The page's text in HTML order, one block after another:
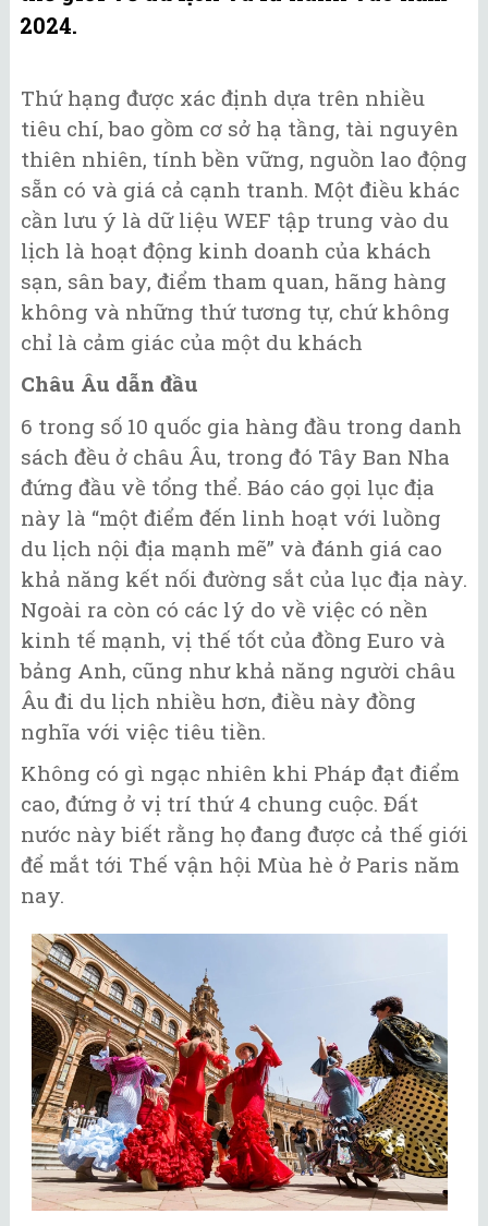
2024.
Thứ hạng được xác định dựa trên nhiều
tiêu chí, bao gồm cơ sở hạ tầng, tài nguyên
thiên nhiên, tính bền vững, nguồn lao động
sẵn có và giá cả cạnh tranh. Một điều khác
cần lưu ý là dữ liệu WEF tập trung vào du
lịch là hoạt động kinh doanh của khách
sạn, sân bay, điểm tham quan, hãng hàng
không và những thứ tương tự, chứ không
chỉ là cảm giác của một du khách
Châu Âu dẫn đầu
6 trong số 10 quốc gia hàng đầu trong danh
sách đều ở châu Âu, trong đó Tây Ban Nha
đứng đầu về tổng thể. Báo cáo gọi lục địa
này là “một điểm đến linh hoạt với luồng
du lịch nội địa mạnh mẽ” và đánh giá cao
khả năng kết nối đường sắt của lục địa này.
Ngoài ra còn có các lý do về việc có nền
kinh tế mạnh, vị thế tốt của đồng Euro và
bảng Anh, cũng như khả năng người châu
Âu đi du lịch nhiều hơn, điều này đồng
nghĩa với việc tiêu tiền.
Không có gì ngạc nhiên khi Pháp đạt điểm
cao, đứng ở vị trí thứ 4 chung cuộc. Đất
nước này biết rằng họ đang được cả thế giới
để mắt tới Thế vận hội Mùa hè ở Paris năm
nay.